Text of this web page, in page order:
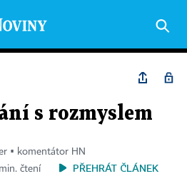
s rozmyslem
▪ komentátor HN
čtení
PŘEHRÁT ČLÁNEK